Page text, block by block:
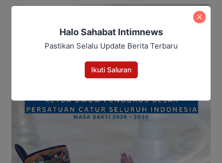
Halo Sahabat Intimnews
Pastikan Selalu Update Berita Terbaru
Ikuti Saluran